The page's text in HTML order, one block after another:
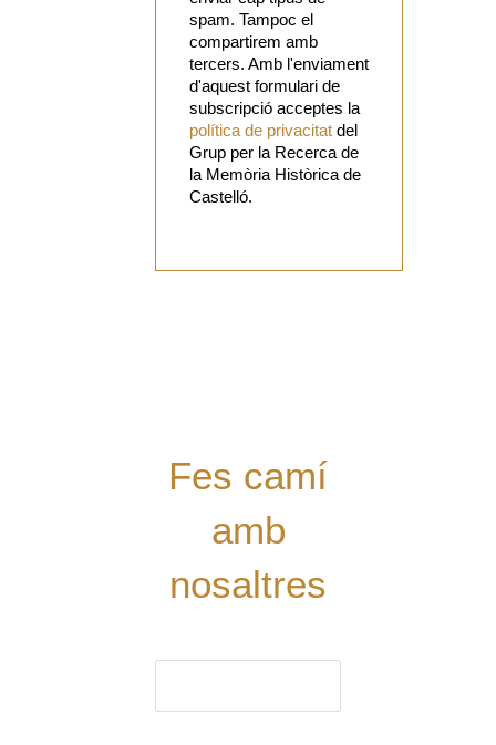
spam. Tampoc el
compartirem amb
tercers. Amb l'enviament
d'aquest formulari de
subscripció acceptes la
política de privacitat del
Grup per la Recerca de
la Memòria Històrica de
Castelló.
Fes camí
amb
nosaltres